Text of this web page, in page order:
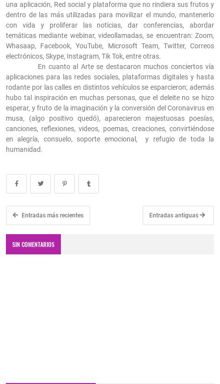
una aplicación, Red social y plataforma que no rindiera sus frutos y
dentro de las más utilizadas para movilizar el mundo, mantenerlo
con vida y proliferar las noticias, dar conferencias, abordar
temáticas mediante webinar, videollamadas, se encuentran: Zoom,
Whasaap, Facebook, YouTube, Microsoft Team, Twitter, Correos
electrónicos, Skype, Instagram, Tik Tok, entre otras.
En cuanto al Arte se destacaron muchos conciertos vía
aplicaciones para las redes sociales, plataformas digitales y hasta
rodante por las calles en distintos vehículos se esparcieron; además
hubo tal inspiración en muchas personas, que el deleite no se hizo
esperar, y fruto de la imaginación y la conversión del Coronavirus en
musa, (algo positivo quedó), aparecieron majestuosas poesías,
canciones, reflexiones, videos, poemas, creaciones, convirtiéndose
en alegría, consuelo, soporte emocional, y refugio de toda la
humanidad.
Entradas más recientes Entradas antiguas
SIN COMENTARIOS